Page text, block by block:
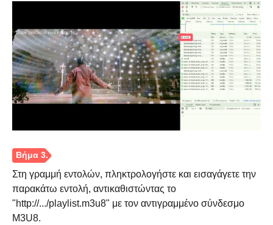
Βήμα 1.
Στη γραμμή εντολών, πληκτρολογήστε και εισαγάγετε την
παρακάτω εντολή, αντικαθιστώντας το
"http://.../playlist.m3u8" με τον αντιγραμμένο σύνδεσμο
M3U8.